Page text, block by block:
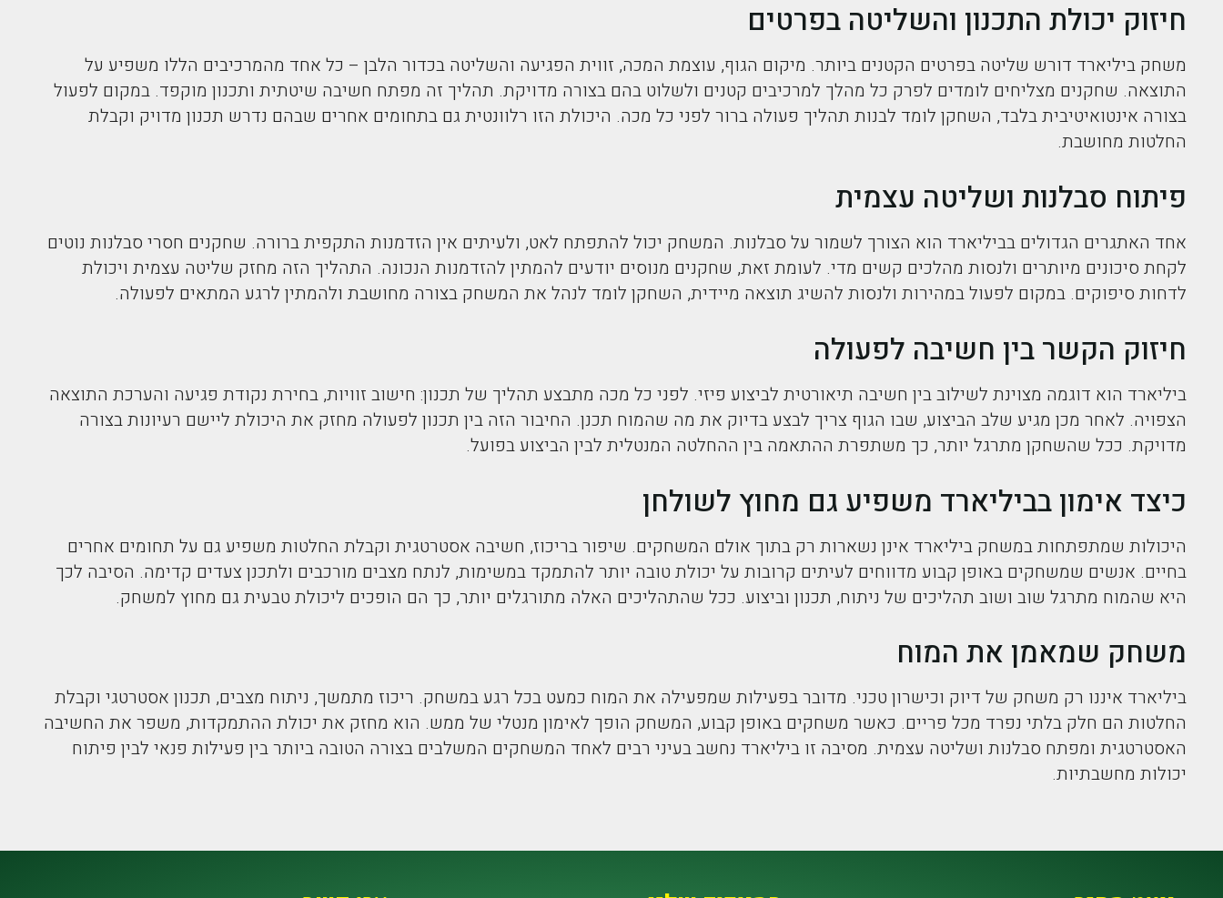
חיזוק יכולת התכנון והשליטה בפרטים
משחק ביליארד דורש שליטה בפרטים הקטנים ביותר. מיקום הגוף, עוצמת המכה, זווית הפגיעה והשליטה בכדור הלבן – כל אחד מהמרכיבים הללו משפיע על
התוצאה. שחקנים מצליחים לומדים לפרק כל מהלך למרכיבים קטנים ולשלוט בהם בצורה מדויקת. תהליך זה מפתח חשיבה שיטתית ותכנון מוקפד. במקום לפעול
בצורה אינטואיטיבית בלבד, השחקן לומד לבנות תהליך פעולה ברור לפני כל מכה. היכולת הזו רלוונטית גם בתחומים אחרים שבהם נדרש תכנון מדויק וקבלת
החלטות מחושבת.
פיתוח סבלנות ושליטה עצמית
אחד האתגרים הגדולים בביליארד הוא הצורך לשמור על סבלנות. המשחק יכול להתפתח לאט, ולעיתים אין הזדמנות התקפית ברורה. שחקנים חסרי סבלנות נוטים
לקחת סיכונים מיותרים ולנסות מהלכים קשים מדי. לעומת זאת, שחקנים מנוסים יודעים להמתין להזדמנות הנכונה. התהליך הזה מחזק שליטה עצמית ויכולת
לדחות סיפוקים. במקום לפעול במהירות ולנסות להשיג תוצאה מיידית, השחקן לומד לנהל את המשחק בצורה מחושבת ולהמתין לרגע המתאים לפעולה.
חיזוק הקשר בין חשיבה לפעולה
ביליארד הוא דוגמה מצוינת לשילוב בין חשיבה תיאורטית לביצוע פיזי. לפני כל מכה מתבצע תהליך של תכנון: חישוב זוויות, בחירת נקודת פגיעה והערכת התוצאה
הצפויה. לאחר מכן מגיע שלב הביצוע, שבו הגוף צריך לבצע בדיוק את מה שהמוח תכנן. החיבור הזה בין תכנון לפעולה מחזק את היכולת ליישם רעיונות בצורה
מדויקת. ככל שהשחקן מתרגל יותר, כך משתפרת ההתאמה בין ההחלטה המנטלית לבין הביצוע בפועל.
כיצד אימון בביליארד משפיע גם מחוץ לשולחן
היכולות שמתפתחות במשחק ביליארד אינן נשארות רק בתוך אולם המשחקים. שיפור בריכוז, חשיבה אסטרטגית וקבלת החלטות משפיע גם על תחומים אחרים
בחיים. אנשים שמשחקים באופן קבוע מדווחים לעיתים קרובות על יכולת טובה יותר להתמקד במשימות, לנתח מצבים מורכבים ולתכנן צעדים קדימה. הסיבה לכך
היא שהמוח מתרגל שוב ושוב תהליכים של ניתוח, תכנון וביצוע. ככל שהתהליכים האלה מתורגלים יותר, כך הם הופכים ליכולת טבעית גם מחוץ למשחק.
משחק שמאמן את המוח
ביליארד איננו רק משחק של דיוק וכישרון טכני. מדובר בפעילות שמפעילה את המוח כמעט בכל רגע במשחק. ריכוז מתמשך, ניתוח מצבים, תכנון אסטרטגי וקבלת
החלטות הם חלק בלתי נפרד מכל פריים. כאשר משחקים באופן קבוע, המשחק הופך לאימון מנטלי של ממש. הוא מחזק את יכולת ההתמקדות, משפר את החשיבה
האסטרטגית ומפתח סבלנות ושליטה עצמית. מסיבה זו ביליארד נחשב בעיני רבים לאחד המשחקים המשלבים בצורה הטובה ביותר בין פעילות פנאי לבין פיתוח
יכולות מחשבתיות.